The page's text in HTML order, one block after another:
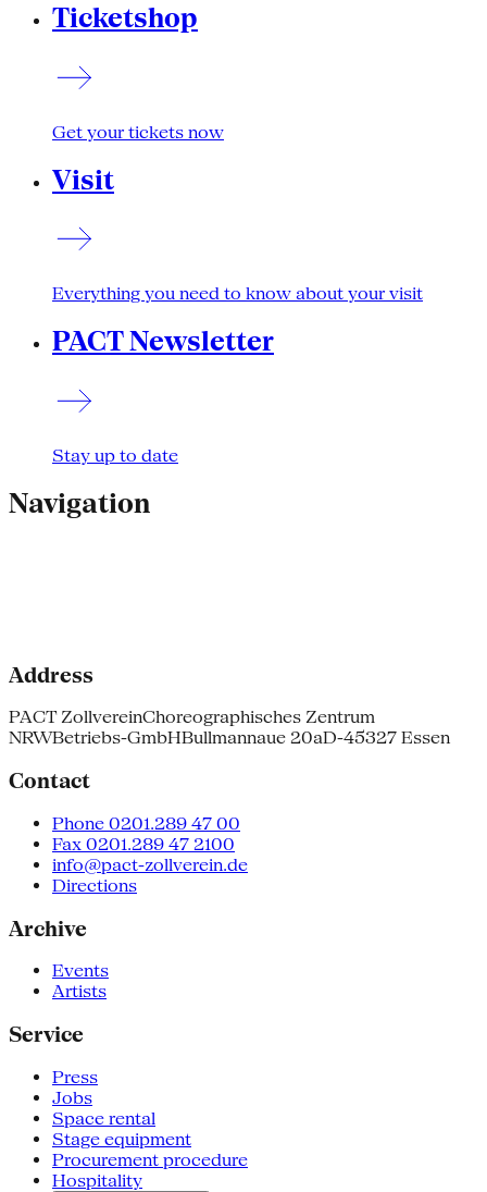
Ticketshop
Get your tickets now
Visit
Everything you need to know about your visit
PACT Newsletter
Stay up to date
Navigation
Address
PACT ZollvereinChoreographisches Zentrum
NRWBetriebs-GmbHBullmannaue 20aD-45327 Essen
Contact
Phone 0201.289 47 00
Fax 0201.289 47 2100
info@pact-zollverein.de
Directions
Archive
Events
Artists
Service
Press
Jobs
Space rental
Stage equipment
Procurement procedure
Hospitality